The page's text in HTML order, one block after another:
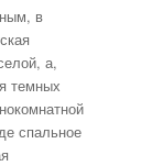
в
а,
темных
спальное